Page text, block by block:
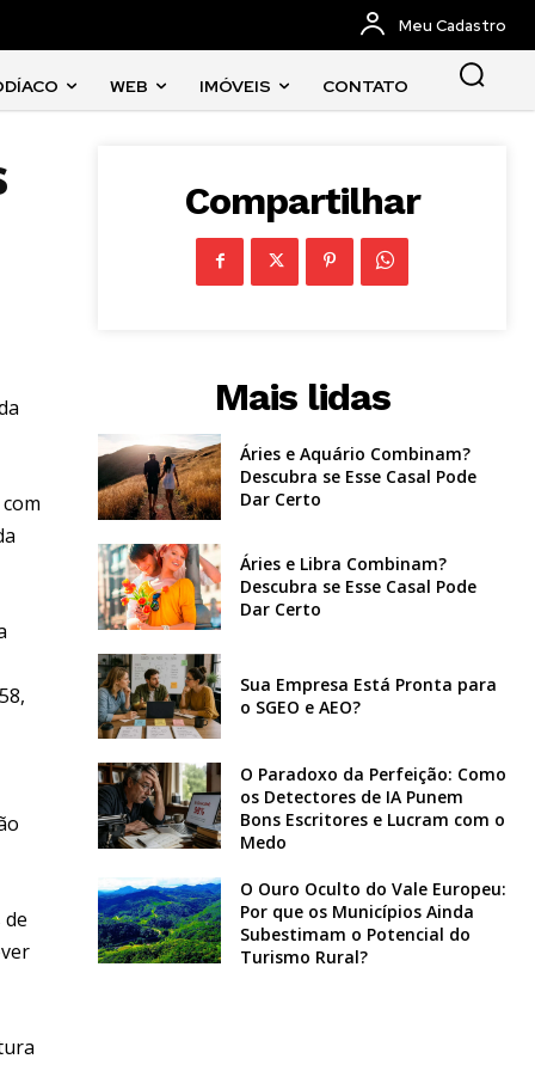
Meu Cadastro
WEB IMÓVEIS CONTATO
Compartilhar
Mais lidas
Áries e Aquário Combinam?
Descubra se Esse Casal Pode
Dar Certo
Áries e Libra Combinam?
Descubra se Esse Casal Pode
Dar Certo
Sua Empresa Está Pronta para
o SGEO e AEO?
O Paradoxo da Perfeição: Como
os Detectores de IA Punem
Bons Escritores e Lucram com o
Medo
O Ouro Oculto do Vale Europeu:
Por que os Municípios Ainda
Subestimam o Potencial do
Turismo Rural?